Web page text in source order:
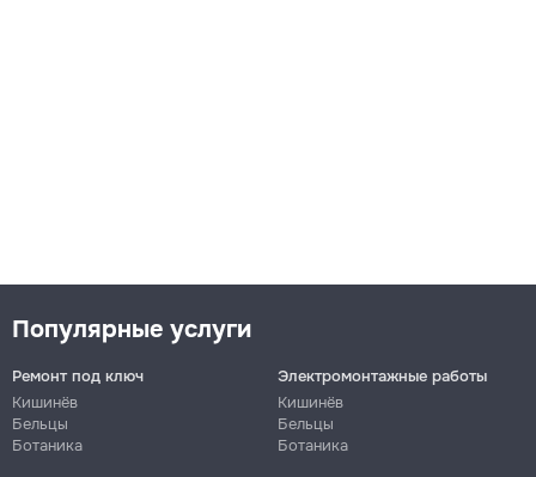
Популярные услуги
Ремонт под ключ
Кишинёв
Бельцы
Ботаника
Электромонтажные работы
Кишинёв
Бельцы
Ботаника